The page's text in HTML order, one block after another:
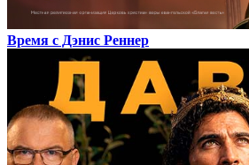
Время с Дэнис Реннер